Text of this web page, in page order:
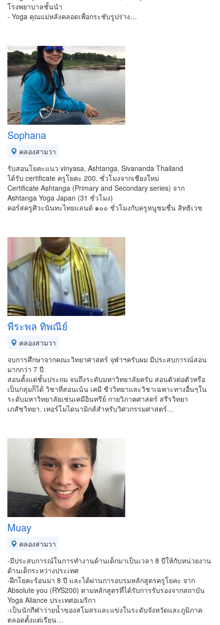
โรงพยาบาลชั้นนำ
- Yoga คุณแม่หลังคลอดเพื่อกระชับรูปร่าง…
Sophana
คลองสามวา
รับสอนโยคะแนว vinyasa, Ashtanga, Sivananda Thailand
ได้รับ certificate ครูโยคะ 200. ชั่วโมงจากเชียงใหม่
Certificate Ashtanga (Primary and Secondary series) จาก
Ashtanga Yoga Japan (31 ชั่วโมง)
คอร์สครูศิวะนันทะไทยแลนด์ ๑๐๐ ชั่วโมงกับครูหนูชมชื่น สิทธิเวช
พีระพล ทิพณีย์
คลองสามวา
จบการศึกษาจากคณะวิทยาศาสตร์ จุฬาฯครับผม มีประสบการณ์สอน
มากกว่า 7 ปี
สอนตั้งแต่ชั้นประถม จนถึงระดับมหาวิทยาลัยครับ สอนตัวต่อตัวหรือ
เป็นกลุ่มก็ได้ วิชาที่สอนเน้น เคมี ชีววิทยาและวิชาเฉพาะทางอื่นๆใน
ระดับมหาวิทยาลัยเช่นเคมีอินทรีย์ กายวิภาคศาสตร์ สรีรวิทยา
เภสัชวิทยา. เทอร์โมไดนามิกส์สำหรับวิศวกรรมศาสตร์…
Muay
คลองสามวา
-มีประสบการณ์ในการทำงานด้านเด็กมาเป็นเวลา 8 ปีให้กับหน่วยงาน
ด้านเด็กระหว่างประเทศ
-ฝึกโยคะร้อนมา 8 ปี และได้ผ่านการอบรมหลักสูตรครูโยคะ จาก
Absolute you (RYS200) ตามหลักสูตรที่ได้รับการรับรองจากสถาบัน
Yoga Aliance ประเทศอเมริกา
-เป็นนักกีฬาว่ายน้ำของสโมสรและแข่งในระดับจังหวัดและภูมิภาค
ตลอดตั้งแต่เรียน…